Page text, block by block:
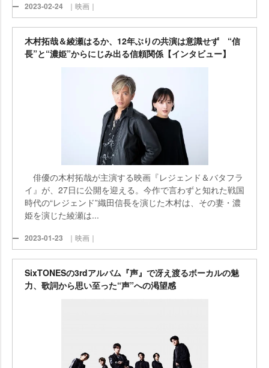
2023-02-24 ｜映画｜
木村拓哉＆綾瀬はるか、12年ぶりの共演は意識せず “信
長”と“濃姫”からにじみ出る信頼関係【インタビュー】
俳優の木村拓哉が主演する映画『レジェンド＆バタフラ
イ』が、27日に公開を迎える。今作で言わずと知れた戦国
時代の“レジェンド”織田信長を演じた木村は、その妻・濃
姫を演じた綾瀬は...
2023-01-23 ｜映画｜
SixTONESの3rdアルバム『声』で冴え渡るボーカルの魅
力、歌詞から思い至った“声”への渇望感